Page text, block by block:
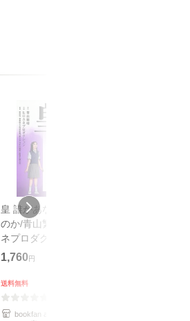
皇 誰があなたを護る
のか/青山繁晴/ヒロカ
ネプロダクション/新
田均
1,760 円
送料無料
bookfan au PAY マーケ